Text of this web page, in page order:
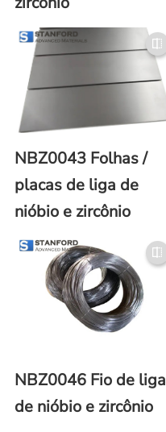
NBZ0043 Folhas /
placas de liga de
nióbio e zircônio
NBZ0046 Fio de liga
de nióbio e zircônio